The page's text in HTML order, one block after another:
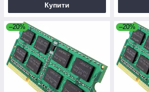
Купити
–20% –20%